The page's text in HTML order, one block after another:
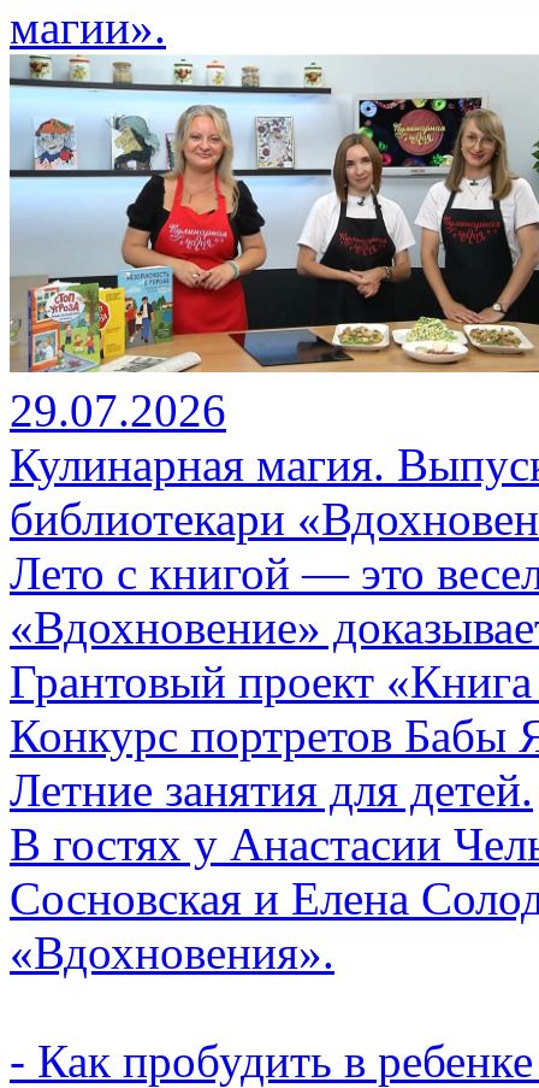
магии».
29.07.2026
Кулинарная магия.
библиотекари
Лето с книгой — это
«Вдохновение»
Грантовый проект
Конкурс портретов Бабы
Летние занятия для детей.
В гостях у Анастасии
Сосновская и Елена
«Вдохновения».
- Как пробудить в